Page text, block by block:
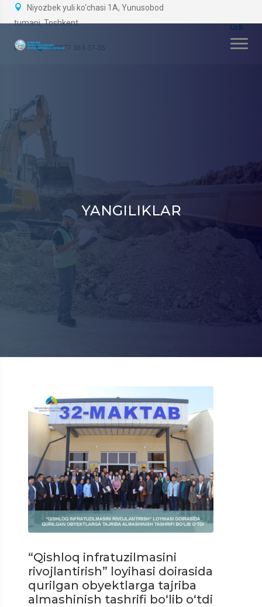
Niyozbek yuli ko‘chasi 1A, Yunusobod
tumani, Toshkent
+99877 363-37-35
YANGILIKLAR
“Qishloq infratuzilmasini
rivojlantirish” loyihasi doirasida
qurilgan obyektlarga tajriba
almashinish tashrifi bo‘lib o‘tdi